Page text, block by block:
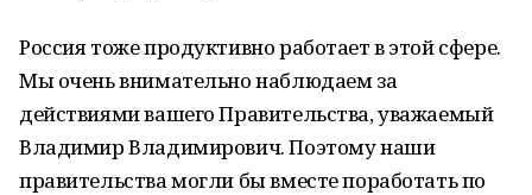
Россия тоже продуктивно работает в этой сфере.
Мы очень внимательно наблюдаем за
действиями вашего Правительства, уважаемый
Владимир Владимирович. Поэтому наши
правительства могли бы вместе поработать по